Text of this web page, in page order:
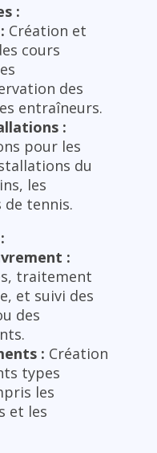
:
Création et
cours
des
entraîneurs.
:
pour les
du
les
de tennis.
:
traitement
et suivi des
des
: Création
types
les
et les